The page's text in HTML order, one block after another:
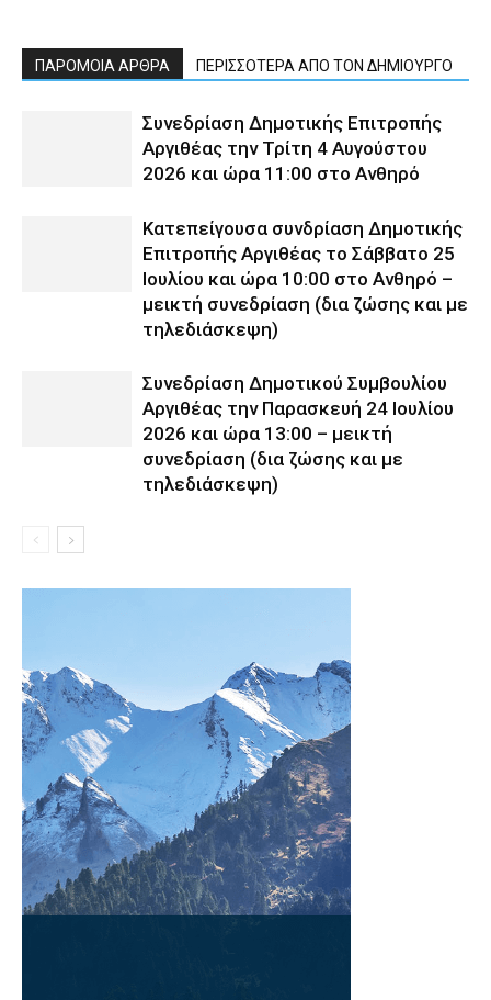
ΠΑΡΟΜΟΙΑ ΑΡΘΡΑ ΠΕΡΙΣΣΟΤΕΡΑ ΑΠΟ ΤΟΝ ΔΗΜΙΟΥΡΓΟ
Συνεδρίαση Δημοτικής Επιτροπής
Αργιθέας την Τρίτη 4 Αυγούστου
2026 και ώρα 11:00 στο Ανθηρό
Κατεπείγουσα συνδρίαση Δημοτικής
Επιτροπής Αργιθέας το Σάββατο 25
Ιουλίου και ώρα 10:00 στο Ανθηρό –
μεικτή συνεδρίαση (δια ζώσης και με
τηλεδιάσκεψη)
Συνεδρίαση Δημοτικού Συμβουλίου
Αργιθέας την Παρασκευή 24 Ιουλίου
2026 και ώρα 13:00 – μεικτή
συνεδρίαση (δια ζώσης και με
τηλεδιάσκεψη)